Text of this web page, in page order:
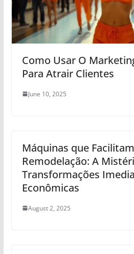
Como Usar O
Para Atrair Clientes
June 10, 2025
Máquinas que
Remodelação: A
Transformações
Econômicas
August 2, 2025